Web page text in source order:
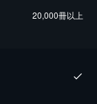
20,000冊以上